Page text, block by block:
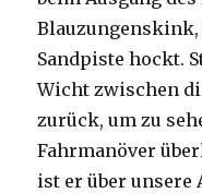
Sandpiste hockt.
Wicht zwischen
zurück, um zu
Fahrmanöver
ist er über unsere